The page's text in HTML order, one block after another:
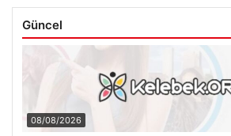
Güncel
08/08/2026